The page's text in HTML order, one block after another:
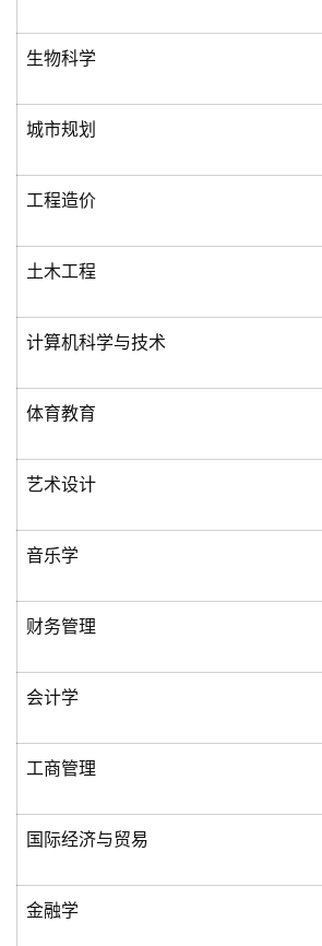
生物科学
城市规划
工程造价
土木工程
计算机科学与技术
体育教育
艺术设计
音乐学
财务管理
会计学
工商管理
国际经济与贸易
金融学